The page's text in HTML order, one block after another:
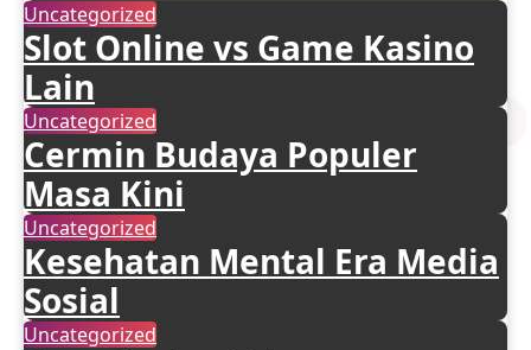
Uncategorized
Slot Online vs Game Kasino
Lain
Uncategorized
Cermin Budaya Populer
Masa Kini
Uncategorized
Kesehatan Mental Era Media
Sosial
Uncategorized